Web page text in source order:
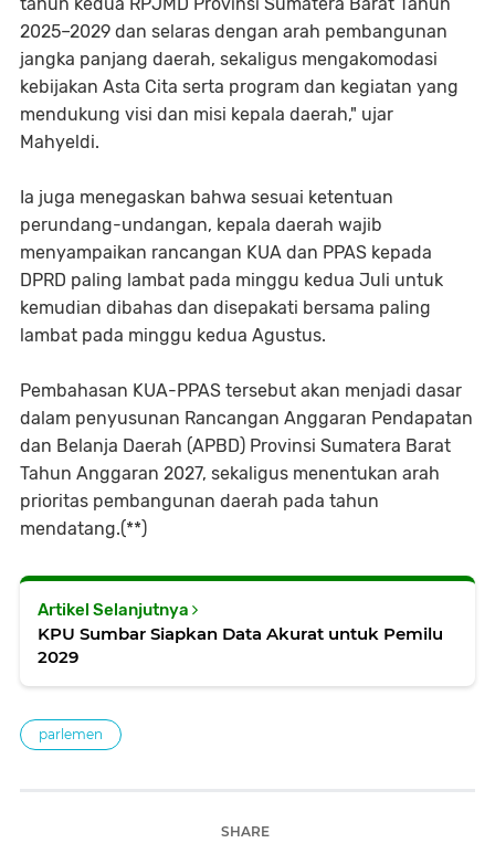
2025–2029 dan selaras dengan arah pembangunan
jangka panjang daerah, sekaligus mengakomodasi
kebijakan Asta Cita serta program dan kegiatan yang
mendukung visi dan misi kepala daerah," ujar
Mahyeldi.
Ia juga menegaskan bahwa sesuai ketentuan
perundang-undangan, kepala daerah wajib
menyampaikan rancangan KUA dan PPAS kepada
DPRD paling lambat pada minggu kedua Juli untuk
kemudian dibahas dan disepakati bersama paling
lambat pada minggu kedua Agustus.
Pembahasan KUA-PPAS tersebut akan menjadi dasar
dalam penyusunan Rancangan Anggaran Pendapatan
dan Belanja Daerah (APBD) Provinsi Sumatera Barat
Tahun Anggaran 2027, sekaligus menentukan arah
prioritas pembangunan daerah pada tahun
mendatang.(**)
Artikel Selanjutnya
KPU Sumbar Siapkan Data Akurat untuk Pemilu
2029
parlemen
SHARE